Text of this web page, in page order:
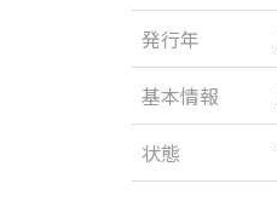
発行年
基本情報
状態